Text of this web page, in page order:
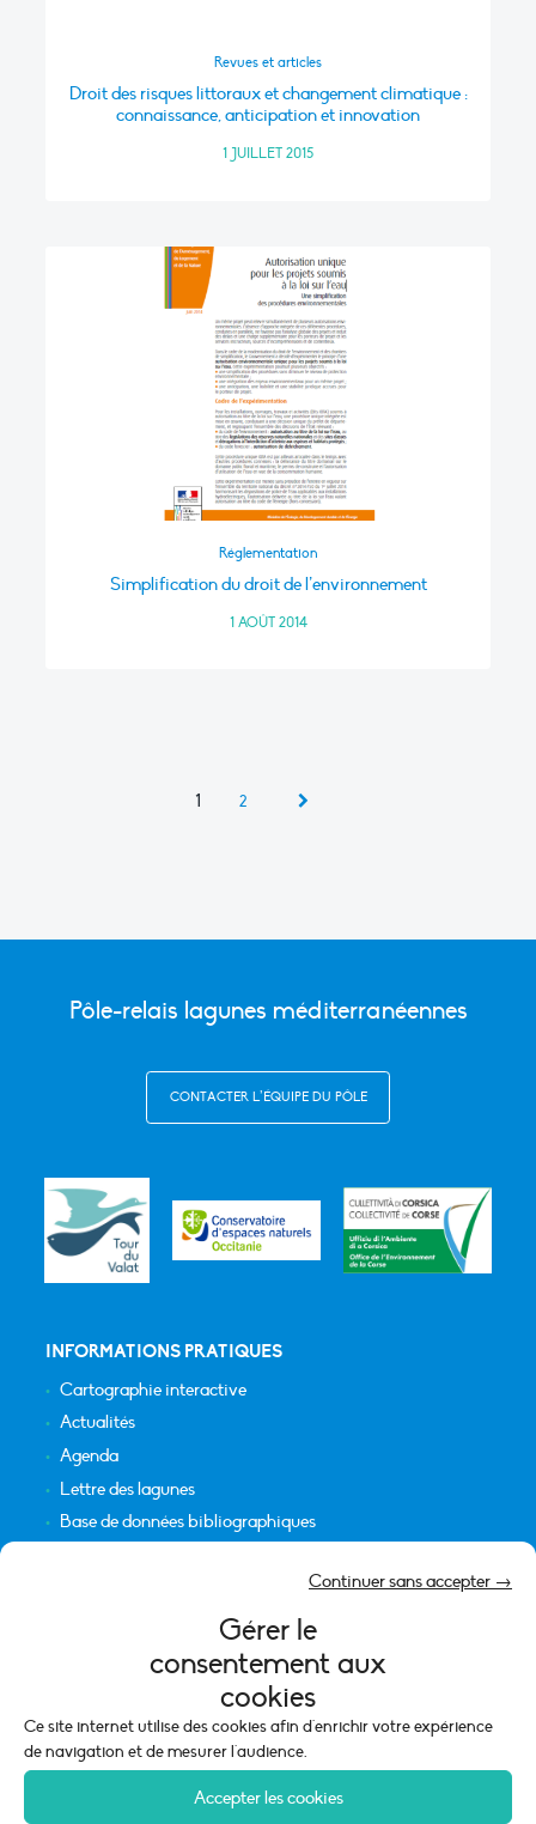
Gérer le
consentement aux
cookies
Ce site internet utilise des cookies afin d'enrichir votre expérience
de navigation et de mesurer l'audience.
Accepter les cookies
Continuer sans accepter →
Revues et articles
Droit des risques littoraux et changement climatique :
connaissance, anticipation et innovation
1 JUILLET 2015
Réglementation
Simplification du droit de l’environnement
1 AOÛT 2014
1 2
Pôle-relais lagunes méditerranéennes
CONTACTER L’ÉQUIPE DU PÔLE
INFORMATIONS PRATIQUES
Cartographie interactive
Actualités
Agenda
Lettre des lagunes
Base de données bibliographiques
Mentions légales
Politique de cookies (UE)